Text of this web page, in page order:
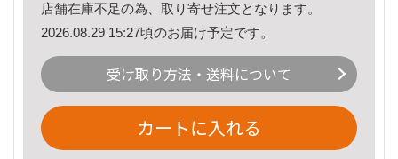
店舗在庫不足の為、取り寄せ注文となります。
2026.08.29 15:27頃のお届け予定です。
受け取り方法・送料について
カートに入れる